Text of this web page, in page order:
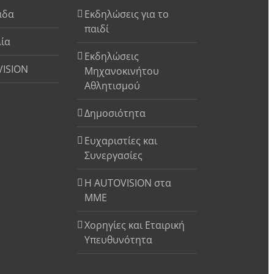
Εκδηλώσεις για το
παιδί
Εκδηλώσεις
Μηχανοκινήτου
Αθλητισμού
Δημοσιότητα
Ευχαριστίες και
Συνεργασίες
Η AUTOVISION στα
ΜΜΕ
Χορηγίες και Εταιρική
Υπευθυνότητα